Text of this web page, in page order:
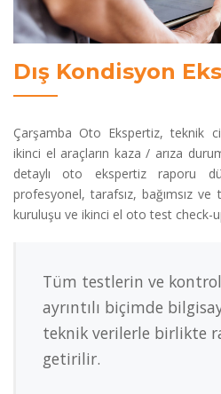
Dış Kondisyon
Çarşamba Oto Ekspertiz, teknik
ikinci el araçların kaza / arıza
detaylı oto ekspertiz raporu
profesyonel, tarafsız, bağımsız
kuruluşu ve ikinci el oto test check-
Tüm testlerin ve
ayrıntılı biçimde
teknik verilerle birlikte
getirilir.